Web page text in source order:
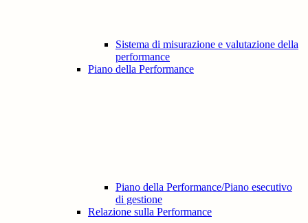
Sistema di misurazione e valutazione della
performance
Piano della Performance
Piano della Performance/Piano esecutivo
di gestione
Relazione sulla Performance